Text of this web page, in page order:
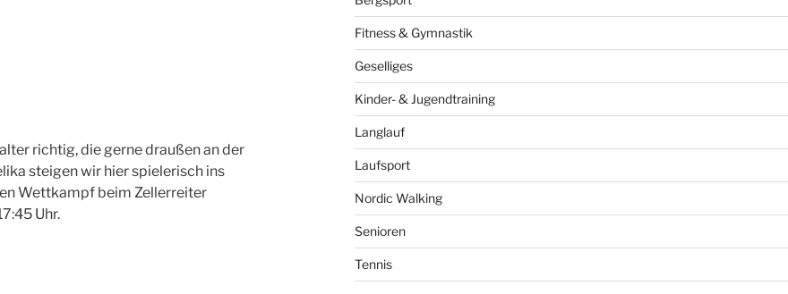
richtig, die gerne draußen an der
steigen wir hier spielerisch ins
Wettkampf beim Zellerreiter
Uhr.
Fitness & Gymnastik
Geselliges
Kinder- & Jugendtraining
Langlauf
Laufsport
Nordic Walking
Senioren
Tennis